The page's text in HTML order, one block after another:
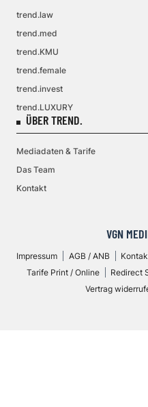
trend.law
trend.med
trend.KMU
trend.female
trend.invest
trend.LUXURY
ÜBER TREND.
Mediadaten & Tarife
Das Team
Kontakt
VGN
Impressum AGB / ANB
Tarife Print / Online
Redirect
Vertrag